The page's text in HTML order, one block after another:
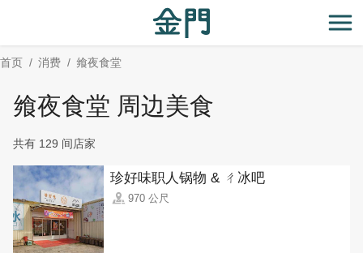
主
要
开
首页 消费 飨夜食堂
飨夜食堂 周边美食
共有 129 间店家
珍好味职人锅物 & ㄔ冰吧
970 公尺